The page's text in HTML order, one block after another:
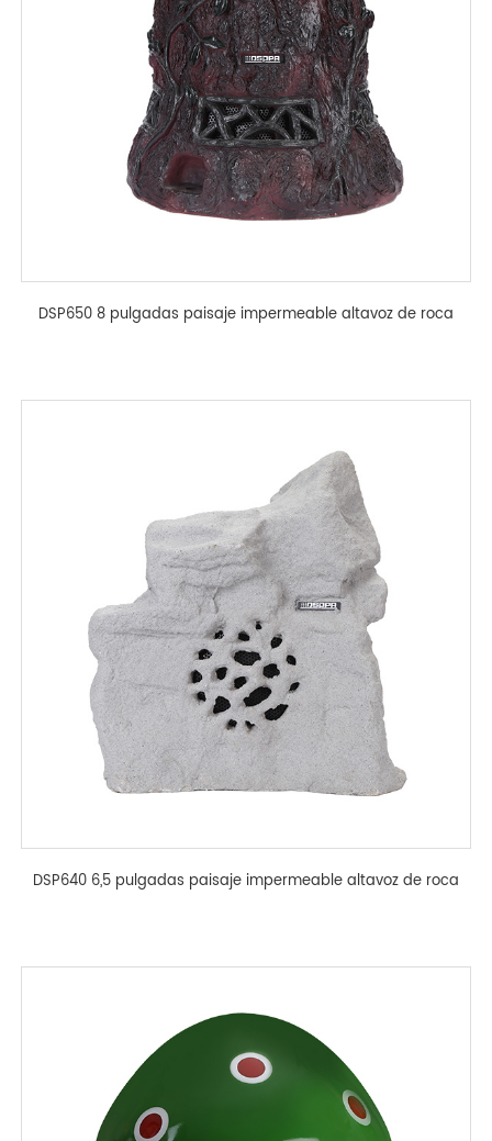
DSP650 8 pulgadas paisaje impermeable altavoz de roca
DSP640 6,5 pulgadas paisaje impermeable altavoz de roca